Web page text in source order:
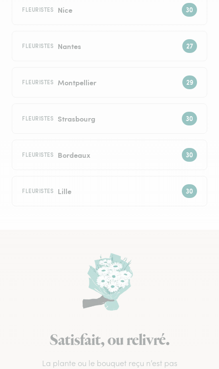
FLEURISTES Nice
FLEURISTES Nantes
FLEURISTES Montpellier
FLEURISTES Strasbourg
FLEURISTES Bordeaux
FLEURISTES Lille
Satisfait, ou relivré.
La plante ou le bouquet reçu n’est pas